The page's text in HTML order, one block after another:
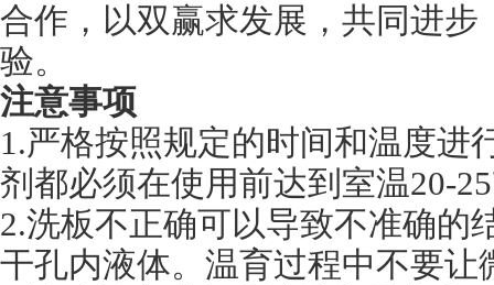
合作，以双赢求发展，共同进
验。
注意事项
1.严格按照规定的时间和温度进
剂都必须在使用前达到室温20-
2.洗板不正确可以导致不准确的
干孔内液体。温育过程中不要让